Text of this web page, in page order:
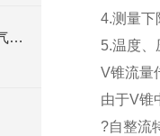
川中油气矿2017年一季度天然气产量创新高
4.测量下
5.温度
V锥流量
由于V锥
?自整流